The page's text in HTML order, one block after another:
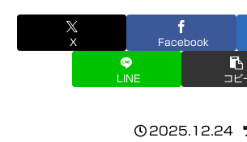
X Facebook
LINE コピ
2025.12.24